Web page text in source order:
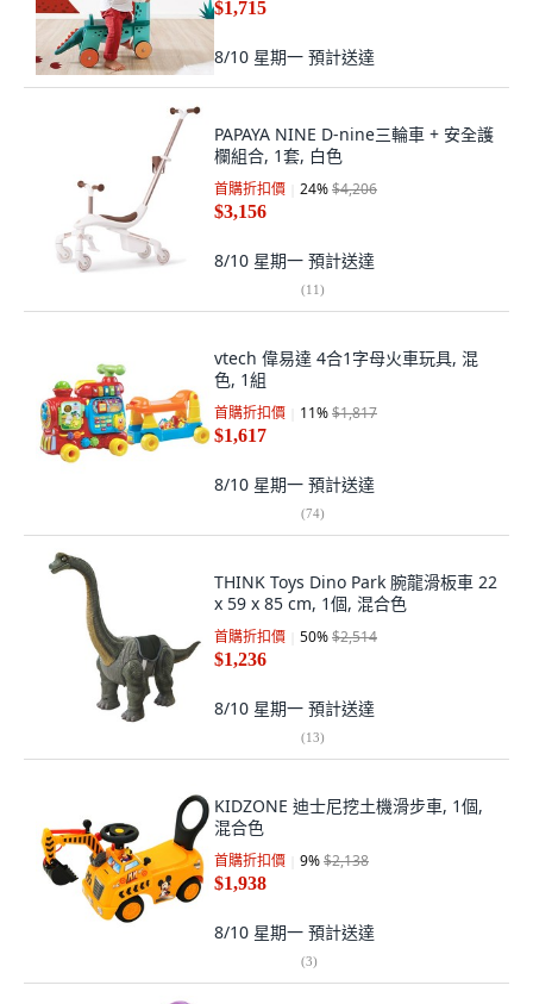
$1,715
8/10 星期一 預計送達
PAPAYA NINE D-nine三輪車 + 安全護
欄組合, 1套, 白色
首購折扣價 24%$4,206
$3,156
8/10 星期一 預計送達
(11)
vtech 偉易達 4合1字母火車玩具, 混
色, 1組
首購折扣價 11%$1,817
$1,617
8/10 星期一 預計送達
(74)
THINK Toys Dino Park 腕龍滑板車 22
x 59 x 85 cm, 1個, 混合色
首購折扣價 50%$2,514
$1,236
8/10 星期一 預計送達
(13)
KIDZONE 迪士尼挖土機滑步車, 1個,
混合色
首購折扣價 9%$2,138
$1,938
8/10 星期一 預計送達
(3)